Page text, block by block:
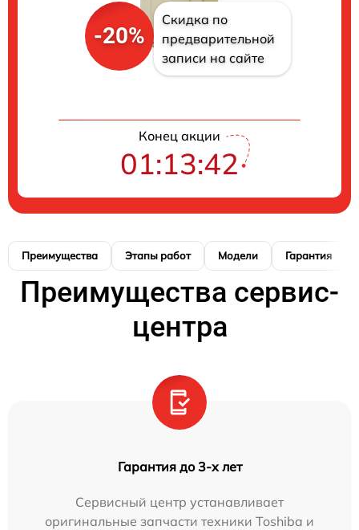
-20%
Скидка по
предварительной
записи на сайте
Конец акции
01:13:41
Преимущества Этапы работ Модели Гарантия
Преимущества сервис-
центра
Гарантия до 3-х лет
Сервисный центр устанавливает
оригинальные запчасти техники Toshiba и